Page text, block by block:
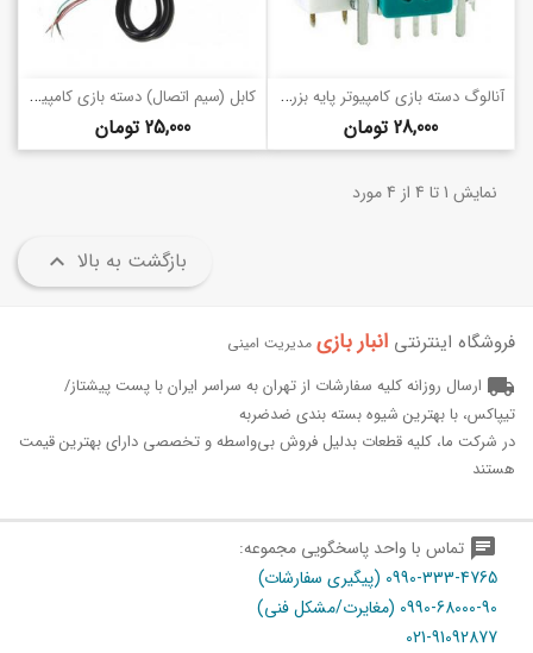
آ
نالوگ دسته بازی کامپیوتر پایه بزرگ (طرح پلی استیشن 2، ایکس باکس 360)
قیمت28,000 تومان
ک
ابل (سیم اتصال) دسته بازی کامپیوتر (USB)
قیمت25,000 تومان
نمایش 1 تا 4 از 4 مورد
بازگشت به بالا 
فروشگاه اینترنتی انبار بازی‌ مدیریت امینی
local_shipping ارسال روزانه کلیه سفارشات از تهران به سراسر ایران با پست پیشتاز/
تیپاکس، با بهترین شیوه بسته بندی ضدضربه
در شرکت ما، کلیه قطعات بدلیل فروش بی‌واسطه و تخصصی دارای بهترین قیمت
هستند
chat تماس با واحد پاسخگویی مجموعه:
0990-333-4765 (پیگیری سفارشات)
0990-68000-90 (مغایرت/مشکل فنی)
021-91092877